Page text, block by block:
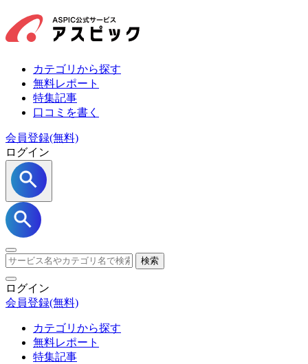
カテゴリから探す
無料レポート
特集記事
口コミを書く
会員登録(無料)
ログイン
検索
ログイン
会員登録(無料)
カテゴリから探す
無料レポート
特集記事